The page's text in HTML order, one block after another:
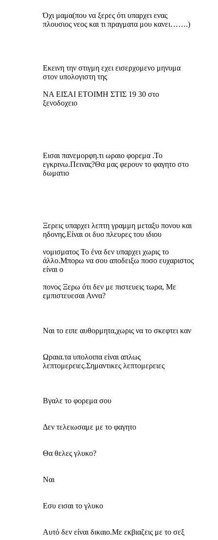
Όχι μαμα(που να ξερες ότι υπαρχει ενας
πλουσιος νεος και τι πραγματα μου κανει…….)
Εκεινη την στιγμη εχει εισερχομενο μηνυμα
στον υπολογιστη της
ΝΑ ΕΙΣΑΙ ΕΤΟΙΜΗ ΣΤΙΣ 19 30 στο
ξενοδοχειο
Εισαι πανεμορφη.τι ωραιο φορεμα .Το
εγκρινω.Πεινας?Θα μας φερουν το φαγητο στο
δωματιο
Ξερεις υπαρχει λεπτη γραμμη μεταξυ πονου και
ηδονης.Είναι οι δυο πλευρες του ιδιου
νομισματος Το ένα δεν υπαρχει χωρις το
άλλο.Μπορω να σου αποδειξω ποσο ευχαριστος
είναι ο
πονος Ξερω ότι δεν με πιστευεις τωρα, Με
εμπιστευεσαι Αννα?
Ναι το ειπε αυθορμητα,χωρις να το σκεφτει καν
Ωραια.τα υπολοιπα είναι απλως
λεπτομερειες.Σημαντικες λεπτομερειες
Βγαλε το φορεμα σου
Δεν τελειωσαμε με το φαγητο
Θα θελες γλυκο?
Ναι
Εσυ εισαι το γλυκο
Αυτό δεν είναι δικαιο.Με εκβιαζεις με το σεξ